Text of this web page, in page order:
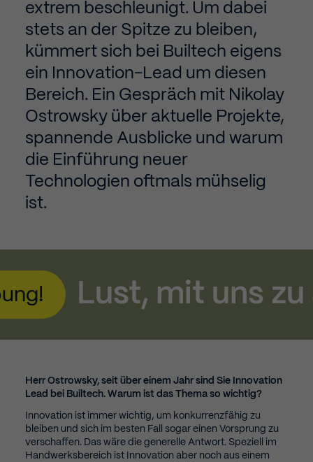
extrem beschleunigt. Um dabei
stets an der Spitze zu bleiben,
kümmert sich bei Builtech eigens
ein Innovation-Lead um diesen
Bereich. Ein Gespräch mit Nikolay
Ostrowsky über aktuelle Projekte,
spannende Ausblicke und warum
die Einführung neuer
Technologien oftmals mühselig
ist.
mit uns zu
Herr Ostrowsky, seit über einem Jahr sind Sie Innovation
Lead bei Builtech. Warum ist das Thema so wichtig?
Innovation ist immer wichtig, um konkurrenzfähig zu
bleiben und sich im besten Fall sogar einen Vorsprung zu
verschaffen. Das wäre die generelle Antwort. Speziell im
Handwerksbereich ist Innovation aber noch aus einem